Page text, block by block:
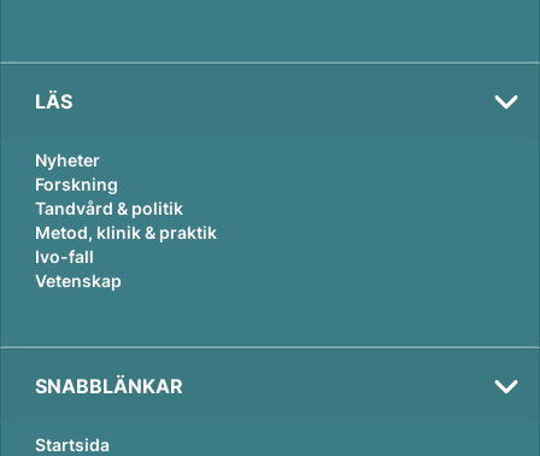
LÄS
Nyheter
Forskning
Tandvård & politik
Metod, klinik & praktik
Ivo-fall
Vetenskap
SNABBLÄNKAR
Startsida